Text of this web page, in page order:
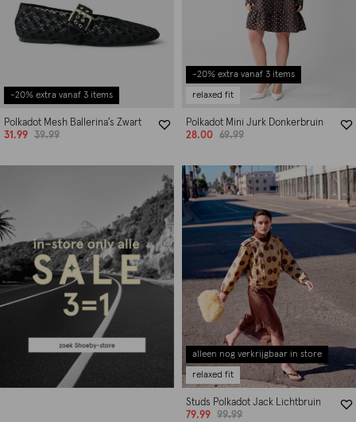
-20% extra vanaf 3 items
Polkadot Mesh Ballerina's Zwart
31.99
39.99
-20% extra vanaf 3 items
relaxed fit
Polkadot Mini Jurk Donkerbruin
28.00
69.99
alleen nog verkrijgbaar in store
relaxed fit
Studs Polkadot Jack Lichtbruin
79.99
99.99